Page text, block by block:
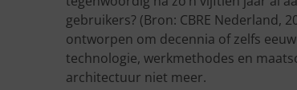
gebruikers? (Bron: CBRE Nederland,
ontworpen om decennia of zelfs
technologie, werkmethodes en
architectuur niet meer.